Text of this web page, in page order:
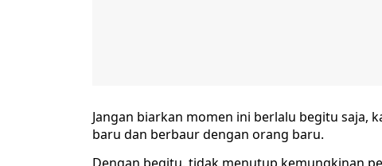
Jangan biarkan momen ini berlalu begitu saja,
baru dan berbaur dengan orang baru.